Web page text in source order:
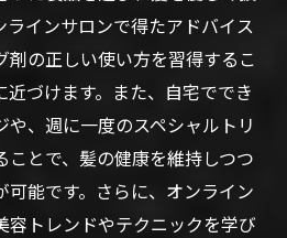
ラインサロンで得たアドバイス
剤の正しい使い方を習得するこ
近づけます。また、自宅ででき
や、週に一度のスペシャルトリ
ことで、髪の健康を維持しつつ
能です。さらに、オンライン
容トレンドやテクニックを学び